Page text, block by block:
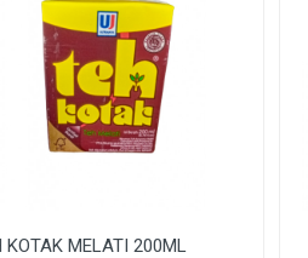
KOTAK MELATI 200ML